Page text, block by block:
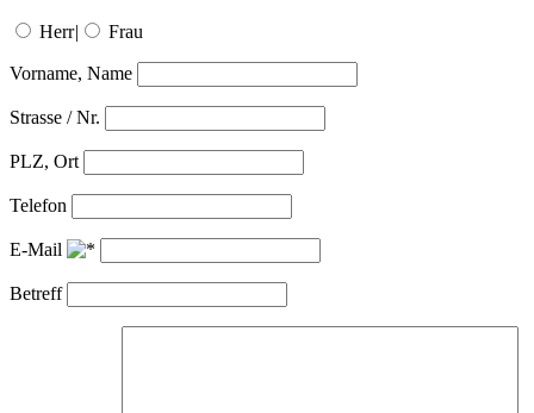
Herr| Frau
Vorname, Name
Strasse / Nr.
PLZ, Ort
Telefon
E-Mail
Betreff